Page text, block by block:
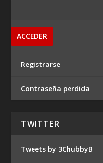
Registrarse
Contraseña perdida
TWITTER
Tweets by 3ChubbyB